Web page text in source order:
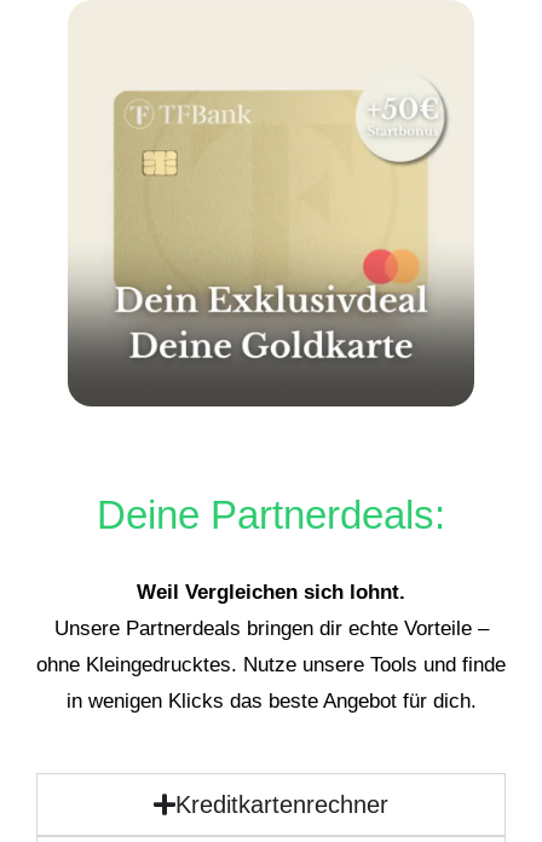
Deine Partnerdeals:
Weil Vergleichen sich lohnt.
Unsere Partnerdeals bringen dir echte Vorteile –
ohne Kleingedrucktes. Nutze unsere Tools und finde
in wenigen Klicks das beste Angebot für dich.
Kreditkartenrechner